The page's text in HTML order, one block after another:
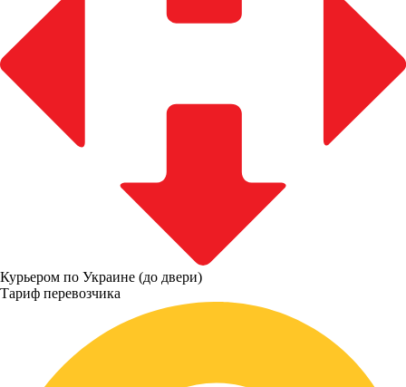
Курьером по Украине (до двери)
Тариф перевозчика